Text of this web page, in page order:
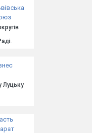
Луцьку